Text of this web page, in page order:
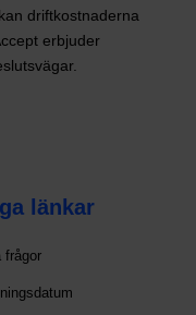
driftkostnaderna
erbjuder
länkar
frågor